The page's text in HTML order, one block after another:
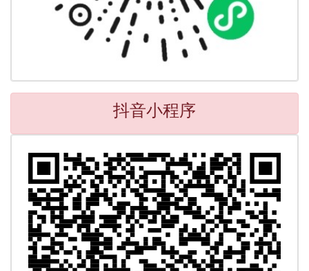
抖音小程序